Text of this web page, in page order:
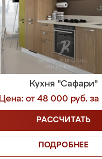
Кухня "Сафари"
Цена: от 48 000 руб. за
РАССЧИТАТЬ
ПОДРОБНЕЕ